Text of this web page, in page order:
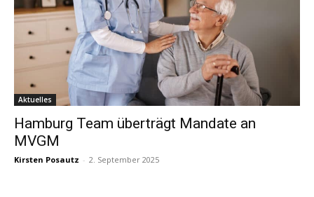
Aktuelles
Hamburg Team überträgt Mandate an
MVGM
Kirsten Posautz - 2. September 2025